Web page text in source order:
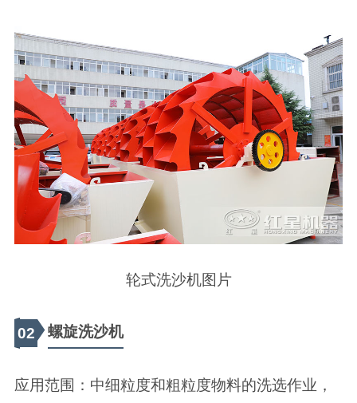
轮式洗沙机图片
02 螺旋洗沙机
应用范围：中细粒度和粗粒度物料的洗选作业，